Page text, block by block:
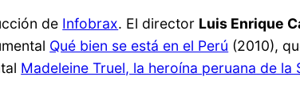
de Infobrax. El director Luis Enrique
Qué bien se está en el Perú (2010),
Madeleine Truel, la heroína peruana de la